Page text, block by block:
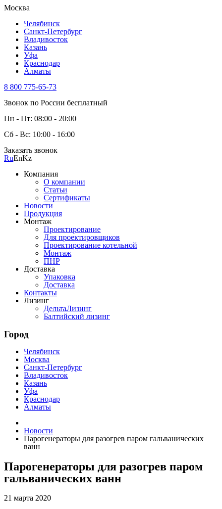
Москва
Челябинск
Санкт-Петербург
Владивосток
Казань
Уфа
Краснодар
Алматы
8 800 775-65-73
Звонок по России бесплатный
Пн - Пт: 08:00 - 20:00
Сб - Вс: 10:00 - 16:00
Заказать звонок
RuEnKz
Компания
О компании
Статьи
Сертификаты
Новости
Продукция
Монтаж
Проектирование
Для проектировщиков
Проектирование котельной
Монтаж
ПНР
Доставка
Упаковка
Доставка
Контакты
Лизинг
ДельтаЛизинг
Балтийский лизинг
Город
Челябинск
Москва
Санкт-Петербург
Владивосток
Казань
Уфа
Краснодар
Алматы
Новости
Парогенераторы для разогрев паром гальванических
ванн
Парогенераторы для разогрев паром
гальванических ванн
21 марта 2020